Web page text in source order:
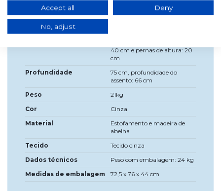
Largura
92 cm, largura do assento: 70
40 cm e pernas de altura: 20
cm
Profundidade
75 cm, profundidade do
assento: 66 cm
Peso
21kg
Cor
Cinza
Material
Estofamento e madeira de
abelha
Tecido
Tecido cinza
Dados técnicos
Peso com embalagem: 24 kg
Medidas de embalagem
72,5 x 76 x 44 cm
Accept all Deny
No, adjust